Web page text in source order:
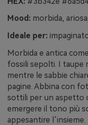
Mood: morbida,
Ideale per:
Morbida e antica
fossili sepolti. I taupe
mentre le sabbie
pagine. Abbina con
sottili per un aspetto
emergere il tono più
appesantire l’insieme.